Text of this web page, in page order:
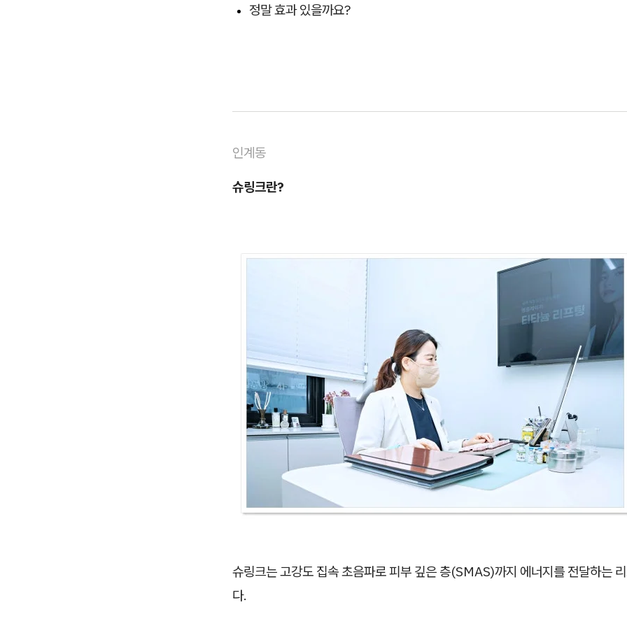
정말 효과 있을까요?
인계동
슈링크란?
슈링크는 고강도 집속 초음파로 피부 깊은 층(SMAS)까지 에너지를 전달하는
다.